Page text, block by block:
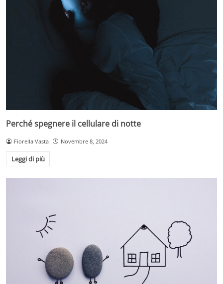
Perché spegnere il cellulare di notte
Fiorella Vasta Novembre 8, 2024
Leggi di più